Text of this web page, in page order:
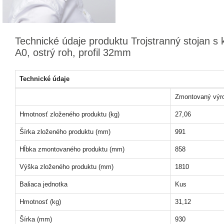
Technické údaje produktu Trojstranný stojan s
A0, ostrý roh, profil 32mm
Technické údaje
Zmontovaný
Hmotnosť zloženého produktu (kg) 27,06
Šírka zloženého produktu (mm) 991
Hĺbka zmontovaného produktu (mm) 858
Výška zloženého produktu (mm) 1810
Baliaca jednotka Kus
Hmotnosť (kg) 31,12
Šírka (mm) 930